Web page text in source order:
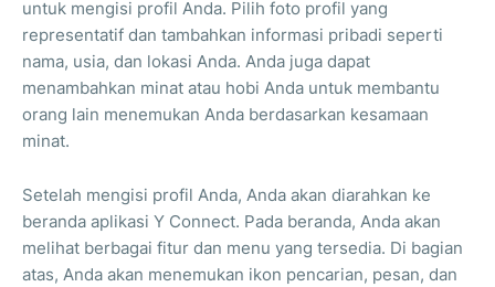
untuk mengisi profil Anda. Pilih foto profil yang
representatif dan tambahkan informasi pribadi seperti
nama, usia, dan lokasi Anda. Anda juga dapat
menambahkan minat atau hobi Anda untuk membantu
orang lain menemukan Anda berdasarkan kesamaan
minat.
Setelah mengisi profil Anda, Anda akan diarahkan ke
beranda aplikasi Y Connect. Pada beranda, Anda akan
melihat berbagai fitur dan menu yang tersedia. Di bagian
atas, Anda akan menemukan ikon pencarian, pesan, dan